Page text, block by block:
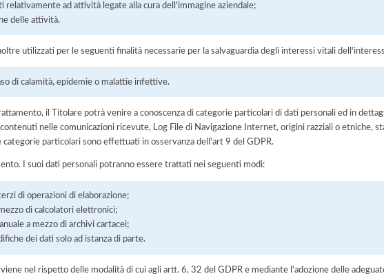
relativamente ad attività legate alla cura dell'immagine aziendale;
delle attività.
utilizzati per le seguenti finalità necessarie per la salvaguardia degli interessi vitali
di calamità, epidemie o malattie infettive.
il Titolare potrà venire a conoscenza di categorie particolari di dati personali ed in
nelle comunicazioni ricevute, Log File di Navigazione Internet, origini razziali o etniche,
categorie particolari sono effettuati in osservanza dell'art 9 del GDPR.
I suoi dati personali potranno essere trattati nei seguenti modi:
di operazioni di elaborazione;
di calcolatori elettronici;
a mezzo di archivi cartacei;
dei dati solo ad istanza di parte.
nel rispetto delle modalità di cui agli artt. 6, 32 del GDPR e mediante l'adozione delle